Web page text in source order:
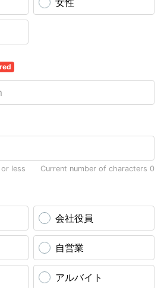
女性
less Current number of characters 0
会社役員
自営業
アルバイト